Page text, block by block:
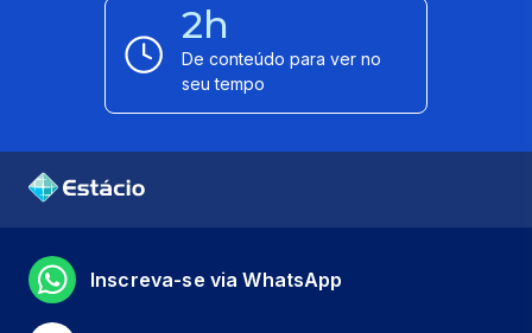
2h
De conteúdo para ver no
seu tempo
Inscreva-se via WhatsApp